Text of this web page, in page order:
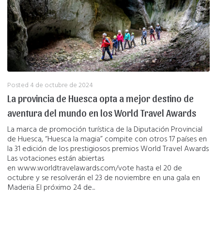
Posted 4 de octubre de 2024
La provincia de Huesca opta a mejor destino de
aventura del mundo en los World Travel Awards
La marca de promoción turística de la Diputación Provincial
de Huesca, “Huesca la magia” compite con otros 17 países en
la 31 edición de los prestigiosos premios World Travel Awards
Las votaciones están abiertas
en www.worldtravelawards.com/vote hasta el 20 de
octubre y se resolverán el 23 de noviembre en una gala en
Maderia El próximo 24 de...